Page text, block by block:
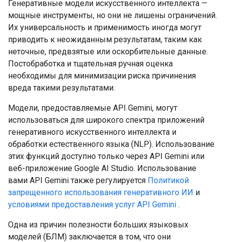
Генеративные модели искусственного интеллекта —
мощные инструменты, но они не лишены ограничений.
Их универсальность и применимость иногда могут
приводить к неожиданным результатам, таким как
неточные, предвзятые или оскорбительные данные.
Постобработка и тщательная ручная оценка
необходимы для минимизации риска причинения
вреда такими результатами.
Модели, предоставляемые API Gemini, могут
использоваться для широкого спектра приложений
генеративного искусственного интеллекта и
обработки естественного языка (NLP). Использование
этих функций доступно только через API Gemini или
веб-приложение Google AI Studio. Использование
вами API Gemini также регулируется Политикой
запрещенного использования генеративного ИИ и
условиями предоставления услуг API Gemini .
Одна из причин полезности больших языковых
моделей (БЛМ) заключается в том, что они